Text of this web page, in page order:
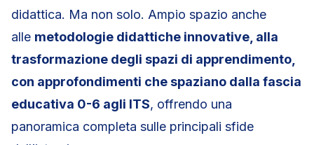
didattica. Ma non solo. Ampio spazio anche
alle metodologie didattiche innovative, alla
trasformazione degli spazi di apprendimento,
con approfondimenti che spaziano dalla fascia
educativa 0-6 agli ITS, offrendo una
panoramica completa sulle principali sfide